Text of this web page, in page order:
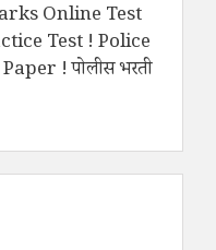
Online Test
Test ! Police
! पोलीस भरती